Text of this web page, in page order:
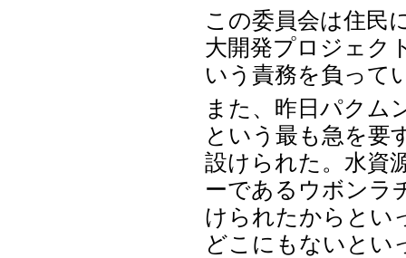
この委員会は住民
大開発プロジェク
いう責務を負って
また、昨日パクム
という最も急を要
設けられた。水資
ーであるウボンラ
けられたからとい
どこにもないとい